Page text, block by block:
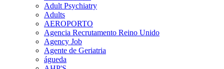
Adult Psychiatry
Adults
AEROPORTO
Agencia Recrutamento Reino Unido
Agency Job
Agente de Geriatria
águeda